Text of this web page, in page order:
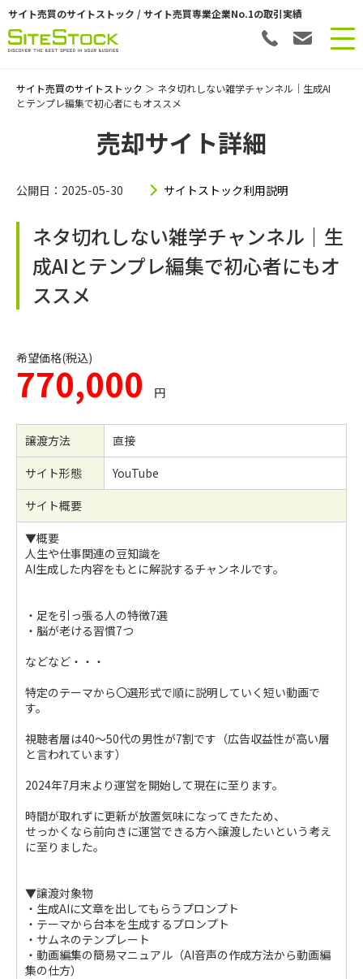
サイト売買のサイトストック / サイト売買専業企業No.1の取引実績
サイト売買のサイトストック ＞ ネタ切れしない雑学チャンネル｜生成AI
とテンプレ編集で初心者にもオススメ
売却サイト詳細
公開日：2025-05-30 サイトストック利用説明
ネタ切れしない雑学チャンネル｜生
成AIとテンプレ編集で初心者にもオ
ススメ
希望価格(税込)
770,000 円
譲渡方法
直接
サイト形態
YouTube
サイト概要
▼概要
人生や仕事関連の豆知識を
AI生成した内容をもとに解説するチャンネルです。
・足を引っ張る人の特徴7選
・脳が老ける習慣7つ
などなど・・・
特定のテーマから〇選形式で順に説明していく短い動画で
す。
視聴者層は40〜50代の男性が7割です（広告収益性が高い層
と言われています）
2024年7月末より運営を開始して現在に至ります。
時間が取れずに更新が放置気味になってきたため、
せっかくなら前向きに運営できる方へ譲渡したいという考え
に至りました。
▼譲渡対象物
・生成AIに文章を出してもらうプロンプト
・テーマから台本を生成するプロンプト
・サムネのテンプレート
・動画編集の簡易マニュアル（AI音声の作成方法から動画編
集の仕方）